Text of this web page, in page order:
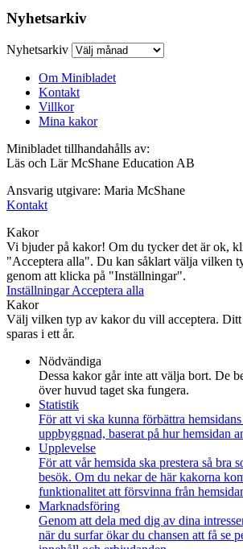
Nyhetsarkiv
Nyhetsarkiv
Om Minibladet
Kontakt
Villkor
Mina kakor
Minibladet tillhandahålls av:
Läs och Lär McShane Education AB
Ansvarig utgivare: Maria McShane
Kontakt
Kakor
Vi bjuder på kakor! Om du tycker det är ok,
"Acceptera alla". Du kan såklart välja vilken
genom att klicka på "Inställningar".
InställningarAcceptera alla
Kakor
Välj vilken typ av kakor du vill acceptera.
sparas i ett år.
Nödvändiga
Dessa kakor går inte att välja bort. De
över huvud taget ska fungera.
Statistik
För att vi ska kunna förbättra
uppbyggnad, baserat på hur hemsidan
Upplevelse
För att vår hemsida ska prestera så bra
besök. Om du nekar de här kakorna
funktionalitet att försvinna från
Marknadsföring
Genom att dela med dig av dina
när du surfar ökar du chansen att få se